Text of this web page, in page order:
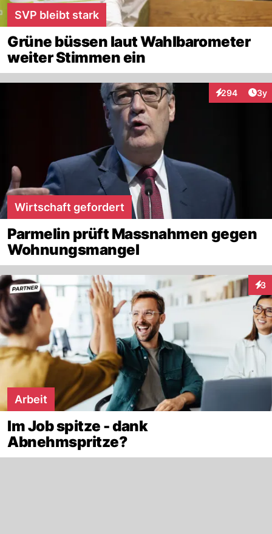
SVP bleibt stark
Grüne büssen laut Wahlbarometer
weiter Stimmen ein
294
Interaktionen
3y
Wirtschaft gefordert
Parmelin prüft Massnahmen gegen
Wohnungsmangel
3
Arbeit
Im Job spitze - dank
Abnehmspritze?